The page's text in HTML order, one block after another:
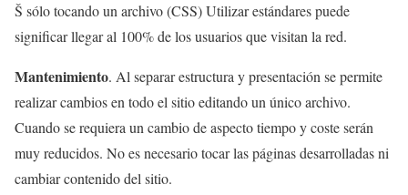
Š sólo tocando un archivo (CSS) Utilizar estándares puede
significar llegar al 100% de los usuarios que visitan la red.
Mantenimiento. Al separar estructura y presentación se permite
realizar cambios en todo el sitio editando un único archivo.
Cuando se requiera un cambio de aspecto tiempo y coste serán
muy reducidos. No es necesario tocar las páginas desarrolladas ni
cambiar contenido del sitio.